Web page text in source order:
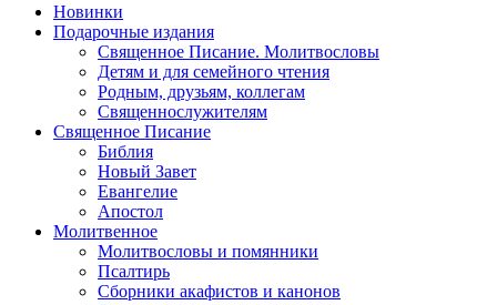
Новинки
Подарочные издания
Священное Писание. Молитвословы
Детям и для семейного чтения
Родным, друзьям, коллегам
Священнослужителям
Священное Писание
Библия
Новый Завет
Евангелие
Апостол
Молитвенное
Молитвословы и помянники
Псалтирь
Сборники акафистов и канонов